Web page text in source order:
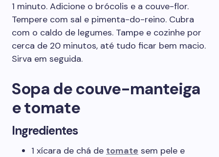
1 minuto. Adicione o brócolis e a couve-flor.
Tempere com sal e pimenta-do-reino. Cubra
com o caldo de legumes. Tampe e cozinhe por
cerca de 20 minutos, até tudo ficar bem macio.
Sirva em seguida.
Sopa de couve-manteiga
e tomate
Ingredientes
1 xícara de chá de tomate sem pele e